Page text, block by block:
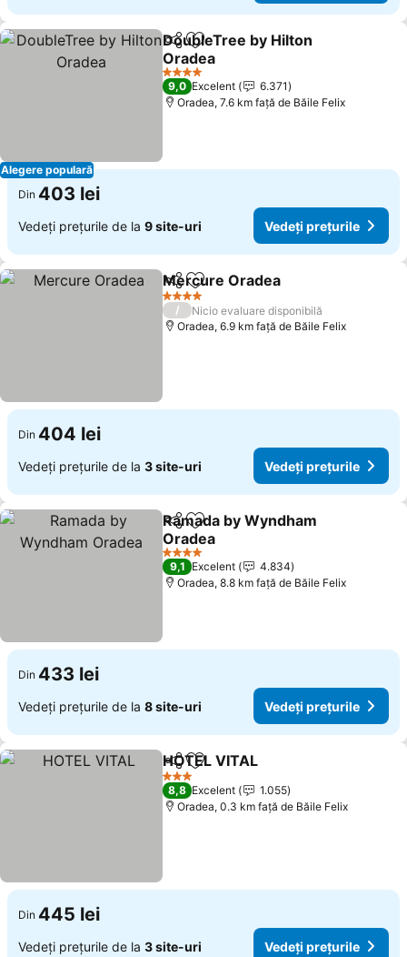
Alegere populară
DistribuițiAdăugaţi la favorite
DoubleTree by Hilton
Oradea
4 Stele
9,0 Excelent
6.371
Oradea, 7.6 km faţă de Băile Felix
Din 403 lei
Vedeți prețurile de la 9 site-uri Vedeți prețurile
DistribuițiAdăugaţi la favorite
Mercure Oradea
4 Stele
/
Nicio evaluare disponibilă
Oradea, 6.9 km faţă de Băile Felix
Din 404 lei
Vedeți prețurile de la 3 site-uri Vedeți prețurile
DistribuițiAdăugaţi la favorite
Ramada by Wyndham
Oradea
4 Stele
9,1 Excelent
4.834
Oradea, 8.8 km faţă de Băile Felix
Din 433 lei
Vedeți prețurile de la 8 site-uri Vedeți prețurile
DistribuițiAdăugaţi la favorite
HOTEL VITAL
3 Stele
8,8 Excelent
1.055
Oradea, 0.3 km faţă de Băile Felix
Din 445 lei
Vedeți prețurile de la 3 site-uri Vedeți prețurile